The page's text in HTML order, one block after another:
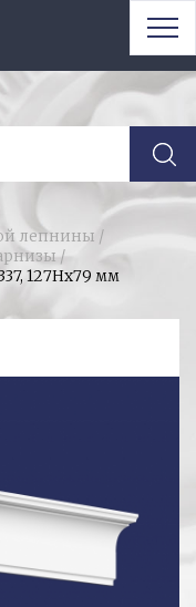
лепнины /
/
127Hx79 мм